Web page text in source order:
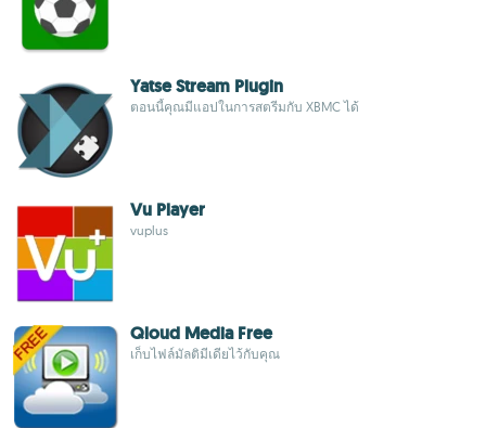
Yatse Stream Plugin
ตอนนี้คุณมีแอปในการสตรีมกับ XBMC ได้
Vu Player
vuplus
Qloud Media Free
เก็บไฟล์มัลติมีเดียไว้กับคุณ